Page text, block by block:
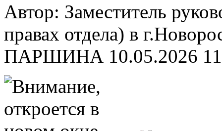
Автор: Заместитель
правах отдела) в
ПАРШИНА 10.05.2026